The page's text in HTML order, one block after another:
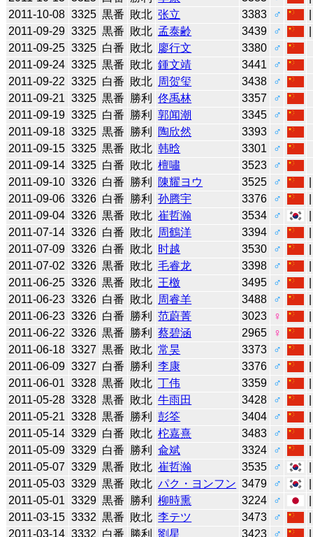
2011-10-08 3325 黒番 敗北 张立 3383 ♂
2011-09-29 3325 黒番 敗北 孟泰齢 3439 ♂
2011-09-25 3325 白番 敗北 廖行文 3380
♂
2011-09-24 3325 黒番 敗北 鍾文靖 3441
♂
2011-09-22 3325 白番 敗北 周贺玺 3438
♂
2011-09-21 3325 黒番 勝利 佟禹林 3357
♂
2011-09-19 3325 白番 勝利 郭闻潮 3345
♂
2011-09-18 3325 黒番 勝利 陶欣然 3393
♂
2011-09-15 3325 黒番 敗北 韩晗 3301
♂
2011-09-14 3325 白番 敗北 檀嘯 3523
♂
2011-09-10 3326 白番 勝利 陳耀ヨウ 3525 ♂
2011-09-06 3326 白番 勝利 孙腾宇 3376 ♂
2011-09-04 3326 黒番 敗北 崔哲瀚 3534 ♂
2011-07-14 3326 白番 敗北 周鶴洋 3394 ♂
2011-07-09 3326 白番 敗北 时越 3530 ♂
2011-07-02 3326 黒番 敗北 毛睿龙 3398 ♂
2011-06-25 3326 黒番 敗北 王檄 3495 ♂
2011-06-23 3326 白番 敗北 周睿羊 3488 ♂
2011-06-23 3326 白番 勝利 范蔚菁 3023 ♀
2011-06-22 3326 黒番 勝利 蔡碧涵 2965 ♀
2011-06-18 3327 黒番 敗北 常昊 3373 ♂
2011-06-09 3327 白番 勝利 李康 3376 ♂
2011-06-01 3328 黒番 敗北 丁伟 3359 ♂
2011-05-28 3328 黒番 敗北 牛雨田 3428 ♂
2011-05-21 3328 黒番 勝利 彭筌 3404 ♂
2011-05-14 3329 白番 敗北 柁嘉熹 3483 ♂
2011-05-09 3329 白番 勝利 兪斌 3324 ♂
2011-05-07 3329 黒番 敗北 崔哲瀚 3535 ♂
2011-05-03 3329 黒番 敗北 パク・ヨンフン 3479 ♂
2011-05-01 3329 黒番 勝利 柳時熏 3224 ♂
2011-03-15 3332 黒番 敗北 李テツ 3473 ♂
2011-03-14 3332 白番 勝利 劉星 3423 ♂